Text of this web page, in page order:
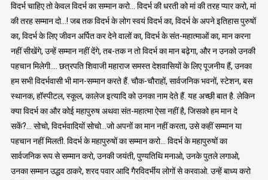
विदर्भ चाहिए तो केवल विदर्भ का सम्मान करो… विदर्भ की धरती को मां की तरह प्यार करो, मां
की तरह सम्मान दो…! जब तक विदर्भ के लोग स्वयं विदर्भ का, विदर्भ के अपने इतिहास पुरुषों
का, विदर्भ के लिए जीवन अर्पित कर देने वालों का, विदर्भ के संत-महात्माओं का, मान करना
नहीं सीखेंगे, उन्हें सम्मान नहीं देंगे, तब-तक न तो विदर्भ का मान बढ़ेगा, और न उनको उनकी
पहचान मिलेगी…. छत्रपति शिवाजी महाराज समस्त देशवासियों के लिए पूजनीय हैं, उनका
हम सभी विदर्भवासी भी मान-सम्मान करते हैं. चौक-चौराहों, सार्वजनिक भवनों, स्टेशन, बस
स्थानक, हॉस्पीटल, स्कूल, कालेज इत्यादि को उनका नाम देते हैं. यह अच्छी बात है. लेकिन
क्या विदर्भ का और कोई महापुरुष अथवा संत-महात्मा ऐसा नहीं है, जिसको हम मान दे
सकें?… सोचो, विदर्भवादियों सोचो…जो अपनों का मान नहीं करता, उसे कहीं सम्मान या
पहचान नहीं मिलती. विदर्भ के महापुरुषों का सम्मान करो… विदर्भ के महापुरुषों का
सार्वजनिक रूप से सम्मान करो, उनकी जयंती, पुण्यतिथि मनाओ, उनके पुतले लगाओ,
उनका सम्मान उद्धव ठाकरे, शरद पवार आदि गैरविदर्भीय लोगों से करवाओ. उन्हें बाध्य करो